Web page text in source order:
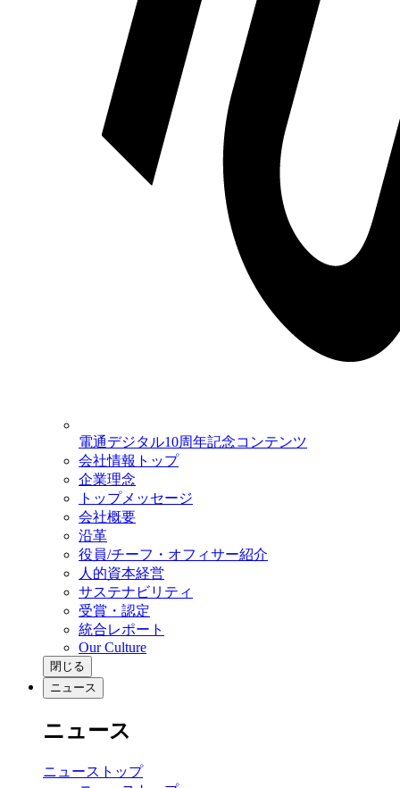
電通デジタル10周年記念コンテンツ
会社情報トップ
企業理念
トップメッセージ
会社概要
沿革
役員/チーフ・オフィサー紹介
人的資本経営
サステナビリティ
受賞・認定
統合レポート
Our Culture
閉じる
ニュース
ニュース
ニューストップ